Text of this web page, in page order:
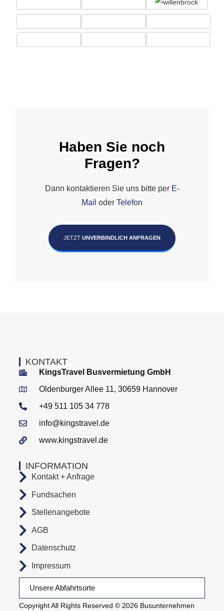
Haben Sie noch
Fragen?
Dann kontaktieren Sie uns bitte per E-
Mail oder Telefon
JETZT UNVERBINDLICH ANFRAGEN
Copyright All Rights Reserved © 2026 Busunternehmen
Unsere Abfahrtsorte
INFORMATION
Kontakt + Anfrage
Fundsachen
Stellenangebote
AGB
Datenschutz
Impressum
KONTAKT
KingsTravel Busvermietung GmbH
Oldenburger Allee 11, 30659 Hannover
+49 511 105 34 778
info@kingstravel.de
www.kingstravel.de